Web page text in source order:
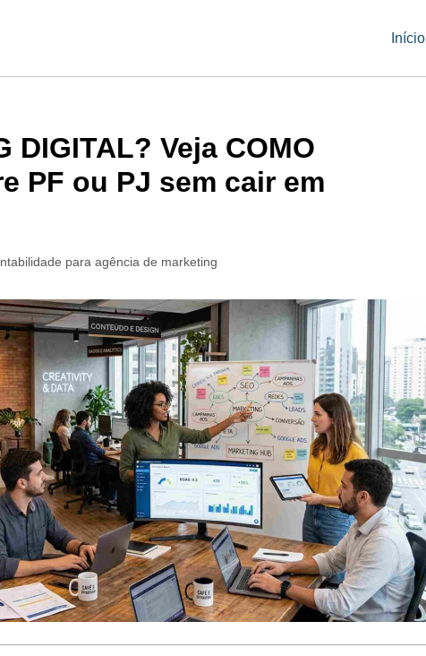
Início
DIGITAL? Veja COMO
PF ou PJ sem cair em
para agência de marketing